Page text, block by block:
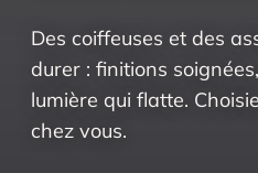
Des coiffeuses et des
durer : finitions
lumière qui flatte.
chez vous.